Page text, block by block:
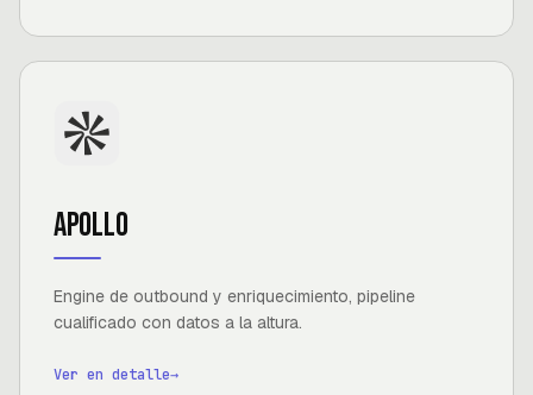
Apollo
Engine de outbound y enriquecimiento, pipeline
cualificado con datos a la altura.
Ver en detalle→